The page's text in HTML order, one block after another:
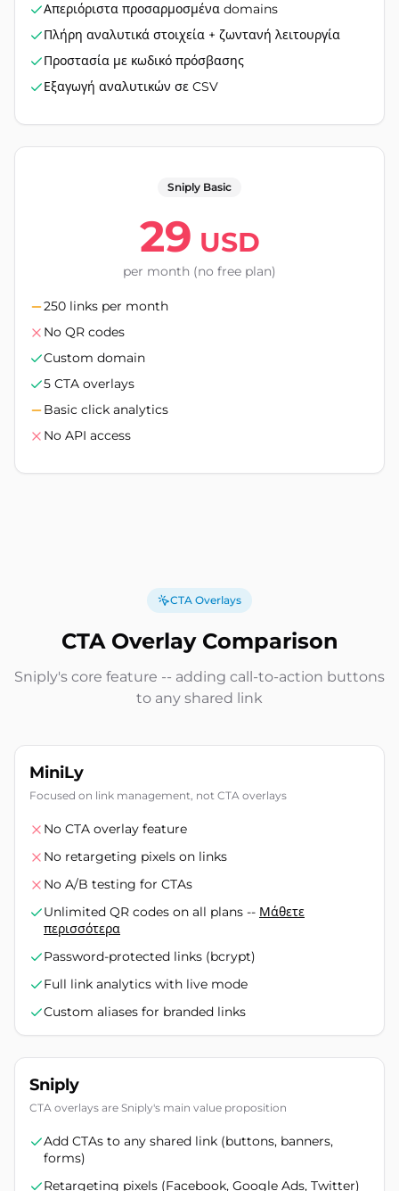
Απεριόριστα προσαρμοσμένα domains
Πλήρη αναλυτικά στοιχεία + ζωντανή λειτουργία
Προστασία με κωδικό πρόσβασης
Εξαγωγή αναλυτικών σε CSV
Sniply Basic
29 USD
per month (no free plan)
250 links per month
No QR codes
Custom domain
5 CTA overlays
Basic click analytics
No API access
CTA Overlays
CTA Overlay Comparison
Sniply's core feature -- adding call-to-action buttons
to any shared link
MiniLy
Focused on link management, not CTA overlays
No CTA overlay feature
No retargeting pixels on links
No A/B testing for CTAs
Unlimited QR codes on all plans -- Μάθετε
περισσότερα
Password-protected links (bcrypt)
Full link analytics with live mode
Custom aliases for branded links
Sniply
CTA overlays are Sniply's main value proposition
Add CTAs to any shared link (buttons, banners,
forms)
Retargeting pixels (Facebook, Google Ads, Twitter)